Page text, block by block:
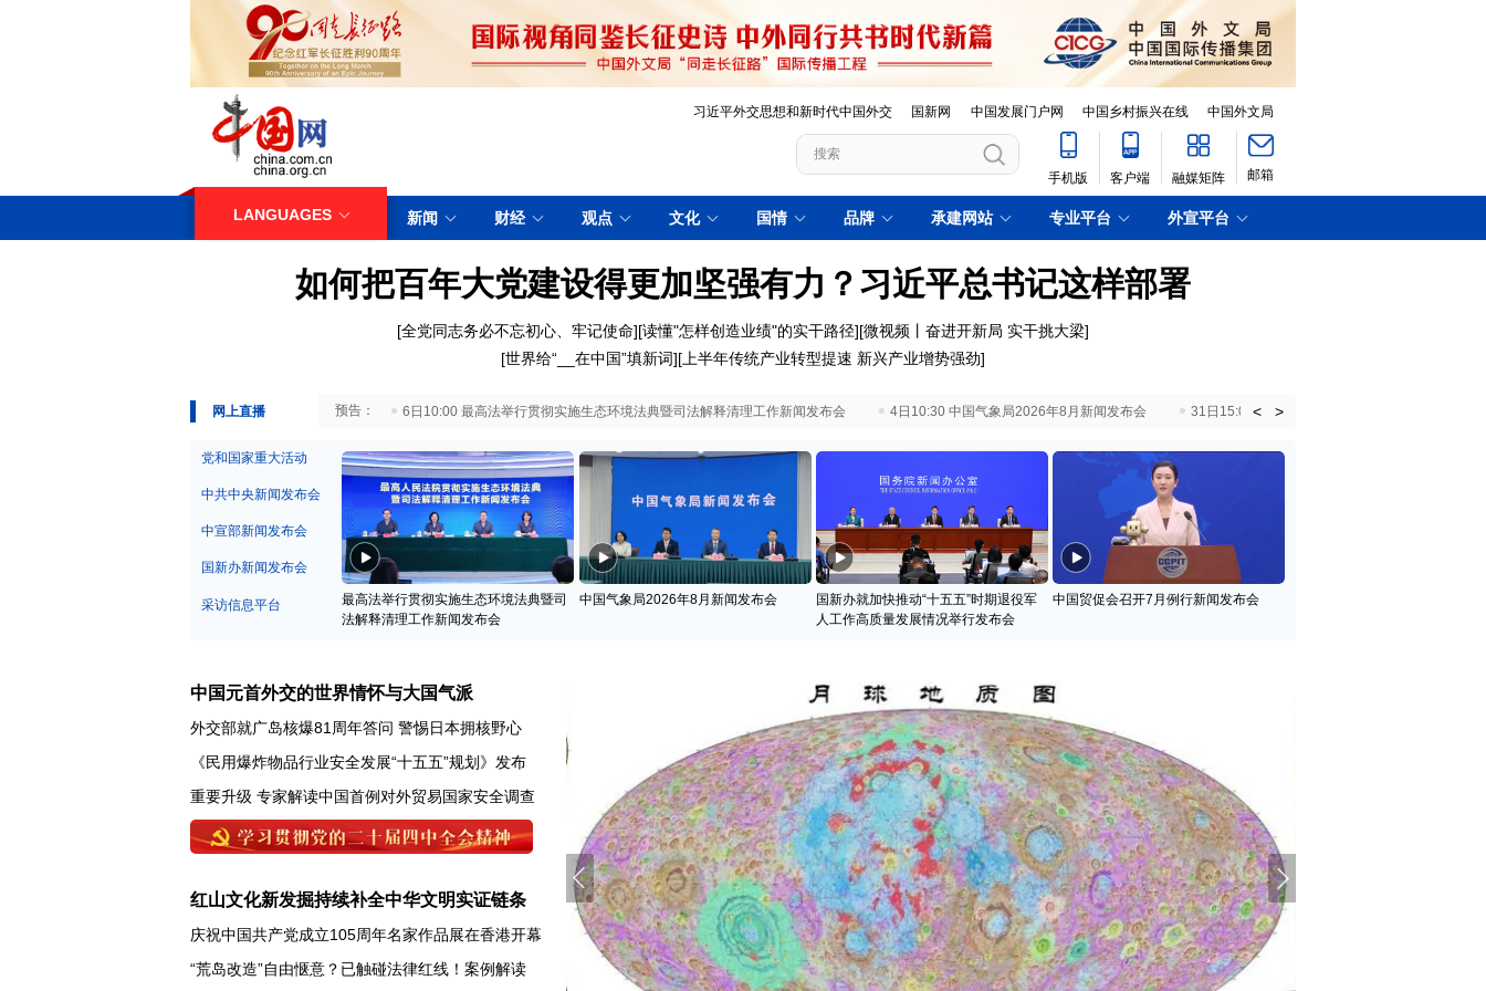
习近平外交思想和新时代中国外交 国新网 中国发展门户网 中国乡村振兴在线 中国外文局
手机版 客户端 融媒矩阵 邮箱
LANGUAGES 新闻 财经 观点 文化 国情 品牌 承建网站 专业平台 外宣平台
如何把百年大党建设得更加坚强有力？习近平总书记这样部署
[全党同志务必不忘初心、牢记使命][读懂"怎样创造业绩"的实干路径][微视频丨奋进开新局 实干挑大梁]
[世界给“__在中国”填新词][ 上半年传统产业转型提速 新兴产业增势强劲]
网上直播
29日10:00 国务院台湾事务办公室7月29日举行新闻发布会 6日10:00 最高法举行贯彻实施生态环境法典暨司法解释清理工作新闻发布会 4日10:30 中国气象局2026年8月新闻发布会 31日15:00 国新办就加快推动“十五五”时期退役
< >
党和国家重大活动
中共中央新闻发布会
中宣部新闻发布会
国新办新闻发布会
采访信息平台
最高法举行贯彻实施生态环境法典暨司
法解释清理工作新闻发布会
中国气象局2026年8月新闻发布会
国新办就加快推动“十五五”时期退役军
人工作高质量发展情况举行发布会
中国贸促会召开7月例行新闻发布会
中国元首外交的世界情怀与大国气派
外交部就广岛核爆81周年答问 警惕日本拥核野心
《民用爆炸物品行业安全发展“十五五”规划》发布
重要升级 专家解读中国首例对外贸易国家安全调查
红山文化新发掘持续补全中华文明实证链条
庆祝中国共产党成立105周年名家作品展在香港开幕
“荒岛改造”自由惬意？已触碰法律红线！案例解读